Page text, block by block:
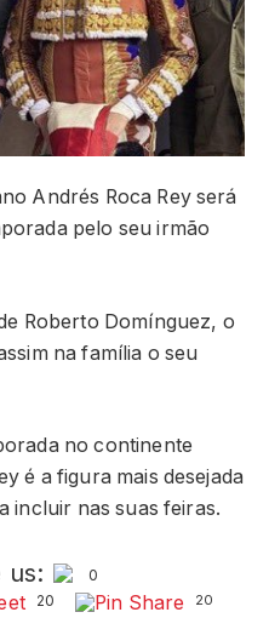
Andrés Roca Rey será
pelo seu irmão
Roberto Domínguez, o
na família o seu
no continente
é a figura mais desejada
incluir nas suas feiras.
us:
0
20 20